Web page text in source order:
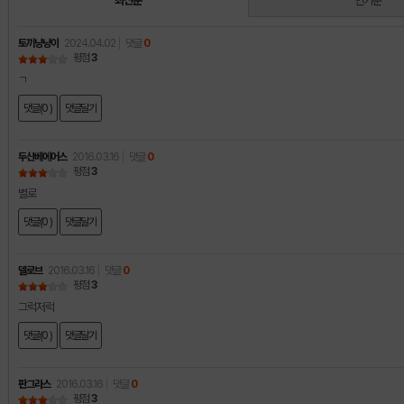
토끼냥냥이 2024.04.02 댓글 0
평점 3
ㄱ
댓글(0 ) 댓글달기
두산베에어스 2016.03.16 댓글 0
평점 3
별로
댓글(0 ) 댓글달기
델로브 2016.03.16 댓글 0
평점 3
그럭저럭
댓글(0 ) 댓글달기
판그라스 2016.03.16 댓글 0
평점 3